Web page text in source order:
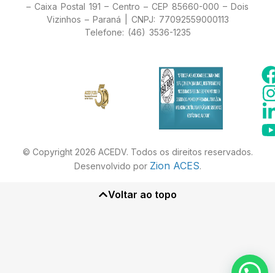
– Caixa Postal 191 – Centro – CEP 85660-000 – Dois
Vizinhos – Paraná | CNPJ: 77092559000113
Telefone: (46) 3536-1235
© Copyright 2026 ACEDV. Todos os direitos reservados.
Desenvolvido por Zion ACES.
Voltar ao topo